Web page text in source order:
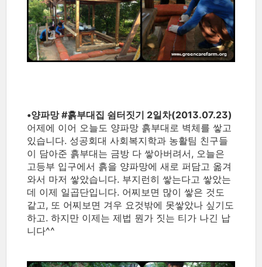
•양파망 ‪#‎흙부대집‬ 쉼터짓기 2일차(2013.07.23)
어제에 이어 오늘도 양파망 흙부대로 벽체를 쌓고
있습니다. 성공회대 사회복지학과 농활팀 친구들
이 담아준 흙부대는 금방 다 쌓아버려서, 오늘은
고등부 입구에서 흙을 양파망에 새로 퍼담고 옮겨
와서 마저 쌓았습니다. 부지런히 쌓는다고 쌓았는
데 이제 일곱단입니다. 어찌보면 많이 쌓은 것도
같고, 또 어찌보면 겨우 요것밖에 못쌓았나 싶기도
하고. 하지만 이제는 제법 뭔가 짓는 티가 나긴 납
니다^^